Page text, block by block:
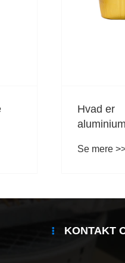
Hvad er
Se mere
KONTAKT